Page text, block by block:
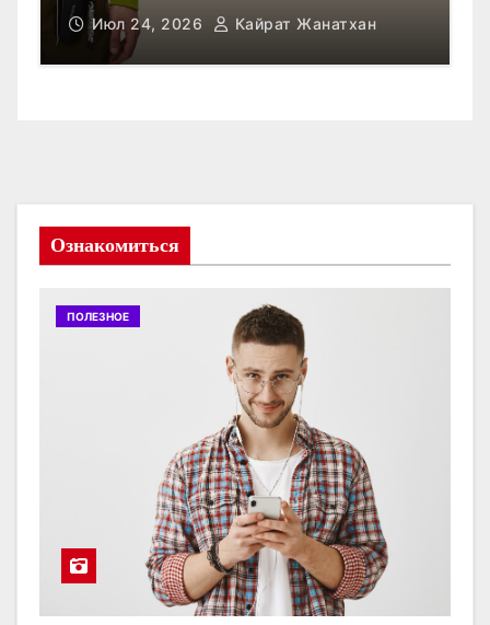
Июл 23, 2026 Кайрат Жанатхан
Ознакомиться
ПОЛЕЗНОЕ